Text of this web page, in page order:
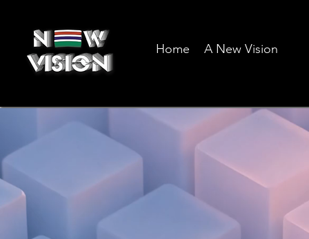
Home A New Vision